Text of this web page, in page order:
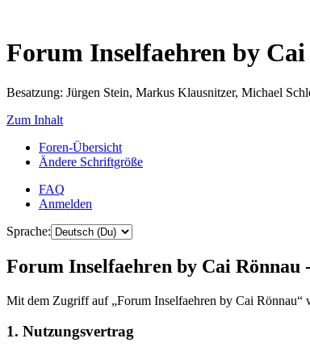
Forum Inselfaehren by
Besatzung: Jürgen Stein, Markus Klausnitzer, Michael
Zum Inhalt
Foren-Übersicht
Ändere Schriftgröße
FAQ
Anmelden
Sprache:
Forum Inselfaehren by Cai Rönnau
Mit dem Zugriff auf „Forum Inselfaehren by Cai Rönnau“
1. Nutzungsvertrag